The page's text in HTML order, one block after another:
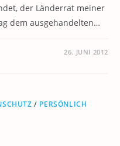
der Länderrat meiner
dem ausgehandelten…
26. JUNI 2012
/ PERSÖNLICH